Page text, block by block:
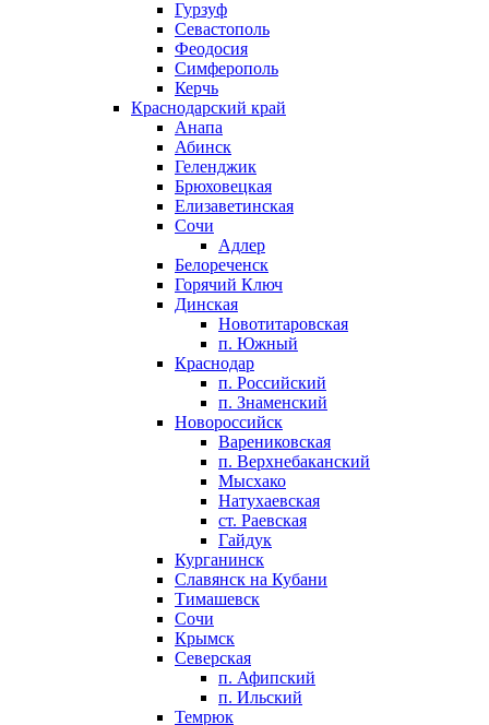
Гурзуф
Севастополь
Феодосия
Симферополь
Керчь
Краснодарский край
Анапа
Абинск
Геленджик
Брюховецкая
Елизаветинская
Сочи
Адлер
Белореченск
Горячий Ключ
Динская
Новотитаровская
п. Южный
Краснодар
п. Российский
п. Знаменский
Новороссийск
Варениковская
п. Верхнебаканский
Мысхако
Натухаевская
ст. Раевская
Гайдук
Курганинск
Славянск на Кубани
Тимашевск
Сочи
Крымск
Северская
п. Афипский
п. Ильский
Темрюк